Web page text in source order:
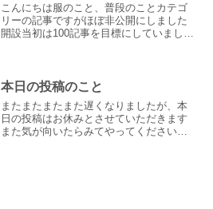
こんにちは服のこと、普段のことカテゴ
リーの記事ですがほぼ非公開にしました
開設当初は100記事を目標にしていました
ざいました服のことは...
本日の投稿のこと
またまたまたまた遅くなりましたが、本
日の投稿はお休みとさせていただきます
また気が向いたらみてやってくださいい